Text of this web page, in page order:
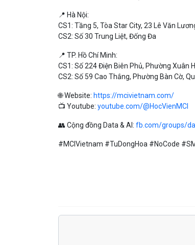
📍 Hà Nội:
CS1: Tầng 5, Tòa Star City, 23 Lê Văn
CS2: Số 30 Trung Liệt, Đống Đa
📍 TP. Hồ Chí Minh:
CS1: Số 224 Điện Biên Phủ, Phường Xuân
CS2: Số 59 Cao Thắng, Phường Bàn Cờ,
🌐 Website: https://mcivietnam.com/
📺 Youtube: youtube.com/@HocVienMCI
👥 Cộng đồng Data & AI: fb.com/groups/
#MCIVietnam #TuDongHoa #NoCode